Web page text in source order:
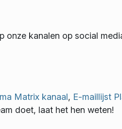
onze kanalen op social
Matrix kanaal, E-maillijst
doet, laat het hen weten!